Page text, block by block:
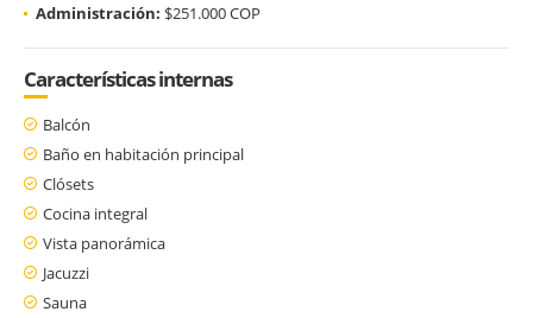
Administración: $251.000 COP
Características internas
Balcón
Baño en habitación principal
Clósets
Cocina integral
Vista panorámica
Jacuzzi
Sauna